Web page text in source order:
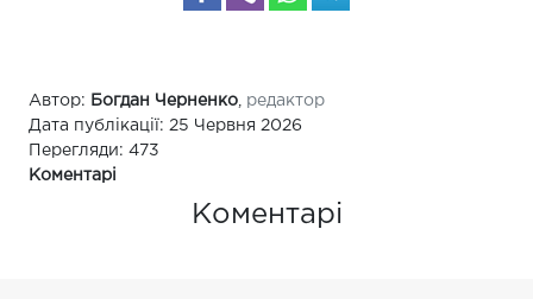
Автор: Богдан Черненко
редактор
Дата публікації: 25 Червня 2026
Перегляди: 473
Коментарі
Коментарі